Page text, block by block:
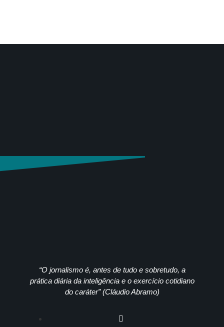
“O jornalismo é, antes de tudo e sobretudo, a
prática diária da inteligência e o exercício cotidiano
do caráter” (Cláudio Abramo)